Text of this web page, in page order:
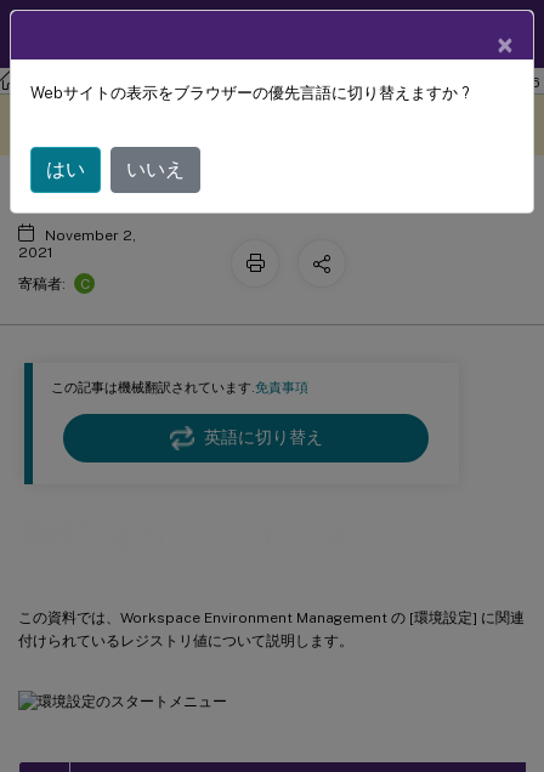
ワークスペース環境管理 Workspace Environment Management 2106
この記事は機械翻訳されています.免責事項
英語に切り替え
この資料では、Workspace Environment Management の [環境設定] に関連
付けられているレジストリ値について説明します。
環境設定のレジストリ値
November 2,
2021
寄稿者:
C
×
Webサイトの表示をブラウザーの優先言語に切り替えますか ?
はい いいえ